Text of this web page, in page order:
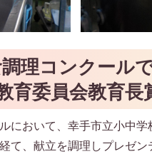
理コンクール
育委員会教育長
において、幸手市立小中
て、献立を調理しプレゼ